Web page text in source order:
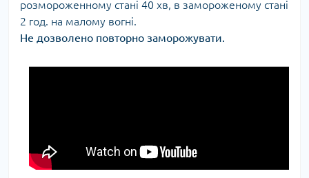
розмороженному стані 40 хв, в замороженому стані
2 год. на малому вогні.
Не дозволено повторно заморожувати.